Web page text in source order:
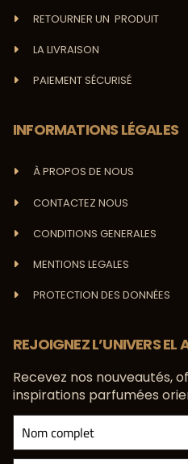
RETOURNER UN PRODUIT
LA LIVRAISON
PAIEMENT SÉCURISÉ
INFORMATIONS LÉGALES
À PROPOS DE NOUS
CONTACTEZ NOUS
CONDITIONS GENERALES
MENTIONS LEGALES
PROTECTION DES DONNÉES
REJOIGNEZ L’UNIVERS EL
Recevez nos nouveautés,
inspirations parfumées